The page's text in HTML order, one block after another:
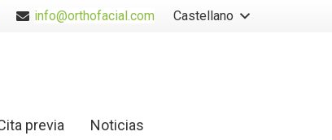
info@orthofacial.com Castellano
previa Noticias